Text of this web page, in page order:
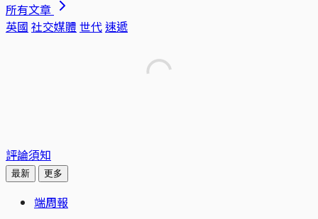
所有文章
英國 社交媒體 世代速遞
評論須知
最新 更多
端周報